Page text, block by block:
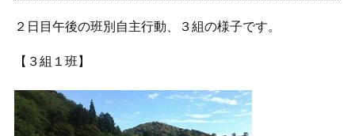
２日目午後の班別自主行動、３組の様子です。
【３組１班】